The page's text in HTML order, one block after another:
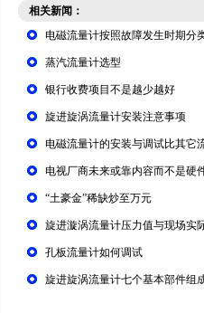
相关新闻：
电磁流量计按照故障发生时期分
蒸汽流量计选型
银行收费项目不是越少越好
旋进旋涡流量计安装注意事项
电磁流量计的安装与调试比其它
电视厂商未来或靠内容而不是硬
“土豪金”稀缺炒至万元
旋进漩涡流量计压力值与现场实
孔板流量计如何调试
旋进旋涡流量计七个基本部件组